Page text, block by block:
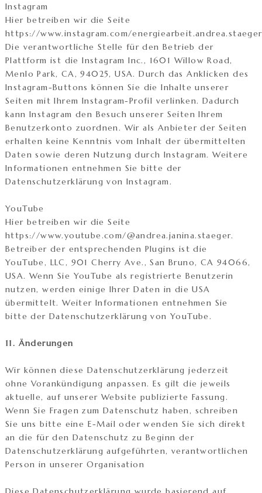
Instagram
Hier betreiben wir die Seite
https://www.instagram.com/
Die verantwortliche Stelle für den Betrieb der
Plattform ist die Instagram Inc., 1601 Willow Road,
Menlo Park, CA, 94025, USA. Durch das Anklicken des
Instagram-Buttons können Sie die Inhalte unserer
Seiten mit Ihrem Instagram-Profil verlinken. Dadurch
kann Instagram den Besuch unserer Seiten Ihrem
Benutzerkonto zuordnen. Wir als Anbieter der Seiten
erhalten keine Kenntnis vom Inhalt der übermittelten
Daten sowie deren Nutzung durch Instagram. Weitere
Informationen entnehmen Sie bitte der
Datenschutzerklärung von Instagram.
YouTube
Hier betreiben wir die Seite
https://www.youtube.com/@andrea.janina.staeger.
Betreiber der entsprechenden Plugins ist die
YouTube, LLC, 901 Cherry Ave., San Bruno, CA 94066,
USA. Wenn Sie YouTube als registrierte Benutzerin
nutzen, werden einige Ihrer Daten in die USA
übermittelt. Weiter Informationen entnehmen Sie
bitte der Datenschutzerklärung von YouTube.
11. Änderungen
Wir können diese Datenschutzerklärung jederzeit
ohne Vorankündigung anpassen. Es gilt die jeweils
aktuelle, auf unserer Website publizierte Fassung.
Wenn Sie Fragen zum Datenschutz haben, schreiben
Sie uns bitte eine E-Mail oder wenden Sie sich direkt
an die für den Datenschutz zu Beginn der
Datenschutzerklärung aufgeführten, verantwortlichen
Person in unserer Organisation